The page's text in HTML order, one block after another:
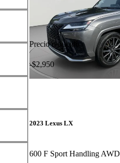
Precio reducido
-$2,950
2023 Lexus LX
600 F Sport Handling AWD